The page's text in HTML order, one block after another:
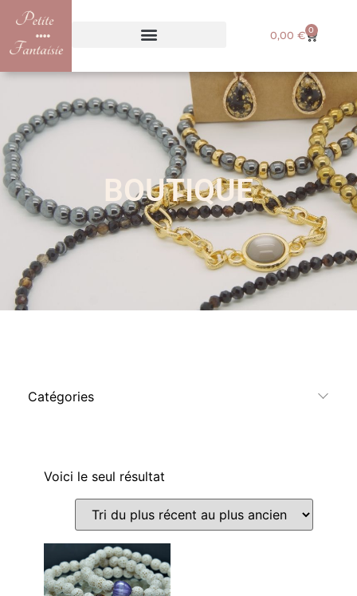
0,00 € 0
BOUTIQUE
Catégories
Voici le seul résultat